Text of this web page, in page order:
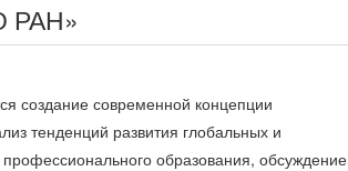
РАН»
создание современной концепции
тенденций развития глобальных и
образования, обсуждение